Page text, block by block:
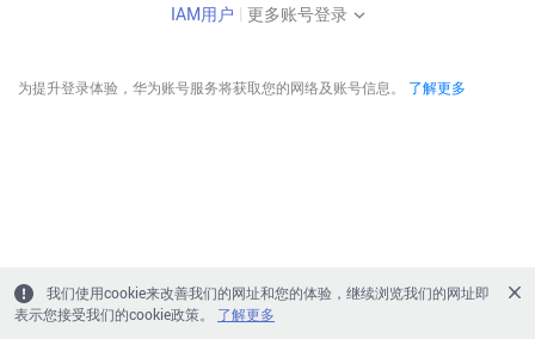
IAM用户 | 更多账号登录
为提升登录体验，华为账号服务将获取您的网络及账号信息。 了解更多
我们使用cookie来改善我们的网址和您的体验，继续浏览我们的网址即
表示您接受我们的cookie政策。
了解更多